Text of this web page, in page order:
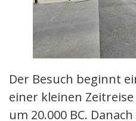
Der Besuch beginnt
einer kleinen
um 20.000 BC.